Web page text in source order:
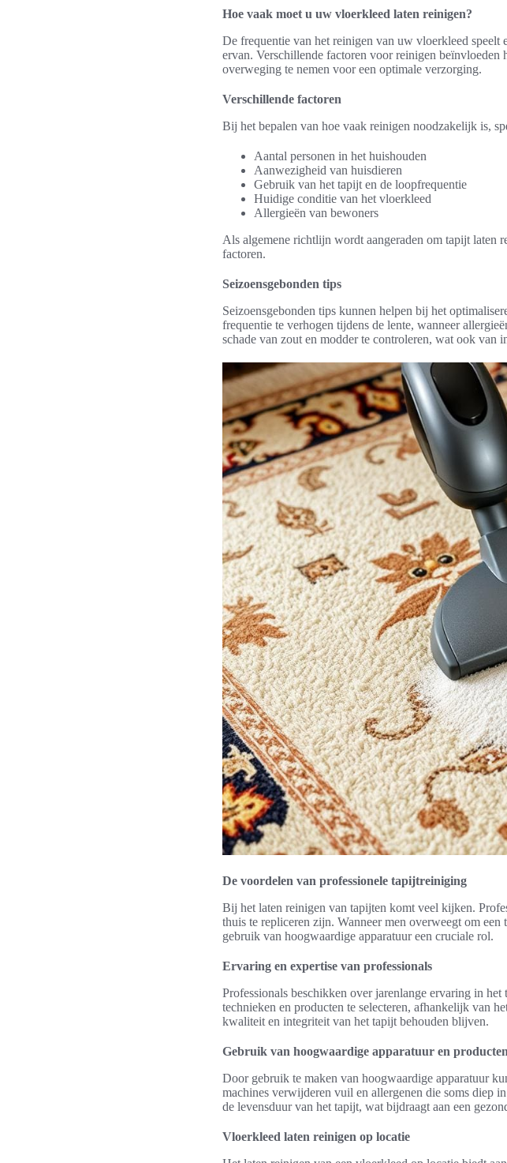
Hoe vaak moet u uw vloerkleed laten reinigen?
De frequentie van het reinigen van uw vloerkleed
ervan. Verschillende factoren voor reinigen beïnvloeden
overweging te nemen voor een optimale verzorging.
Verschillende factoren
Bij het bepalen van hoe vaak reinigen noodzakelijk is,
Aantal personen in het huishouden
Aanwezigheid van huisdieren
Gebruik van het tapijt en de loopfrequentie
Huidige conditie van het vloerkleed
Allergieën van bewoners
Als algemene richtlijn wordt aangeraden om tapijt laten
factoren.
Seizoensgebonden tips
Seizoensgebonden tips kunnen helpen bij het
frequentie te verhogen tijdens de lente, wanneer
schade van zout en modder te controleren, wat ook van
De voordelen van professionele tapijtreiniging
Bij het laten reinigen van tapijten komt veel kijken.
thuis te repliceren zijn. Wanneer men overweegt om
gebruik van hoogwaardige apparatuur een cruciale rol.
Ervaring en expertise van professionals
Professionals beschikken over jarenlange ervaring in
technieken en producten te selecteren, afhankelijk van
kwaliteit en integriteit van het tapijt behouden blijven.
Gebruik van hoogwaardige apparatuur en producten
Door gebruik te maken van hoogwaardige apparatuur
machines verwijderen vuil en allergenen die soms diep
de levensduur van het tapijt, wat bijdraagt aan een
Vloerkleed laten reinigen op locatie